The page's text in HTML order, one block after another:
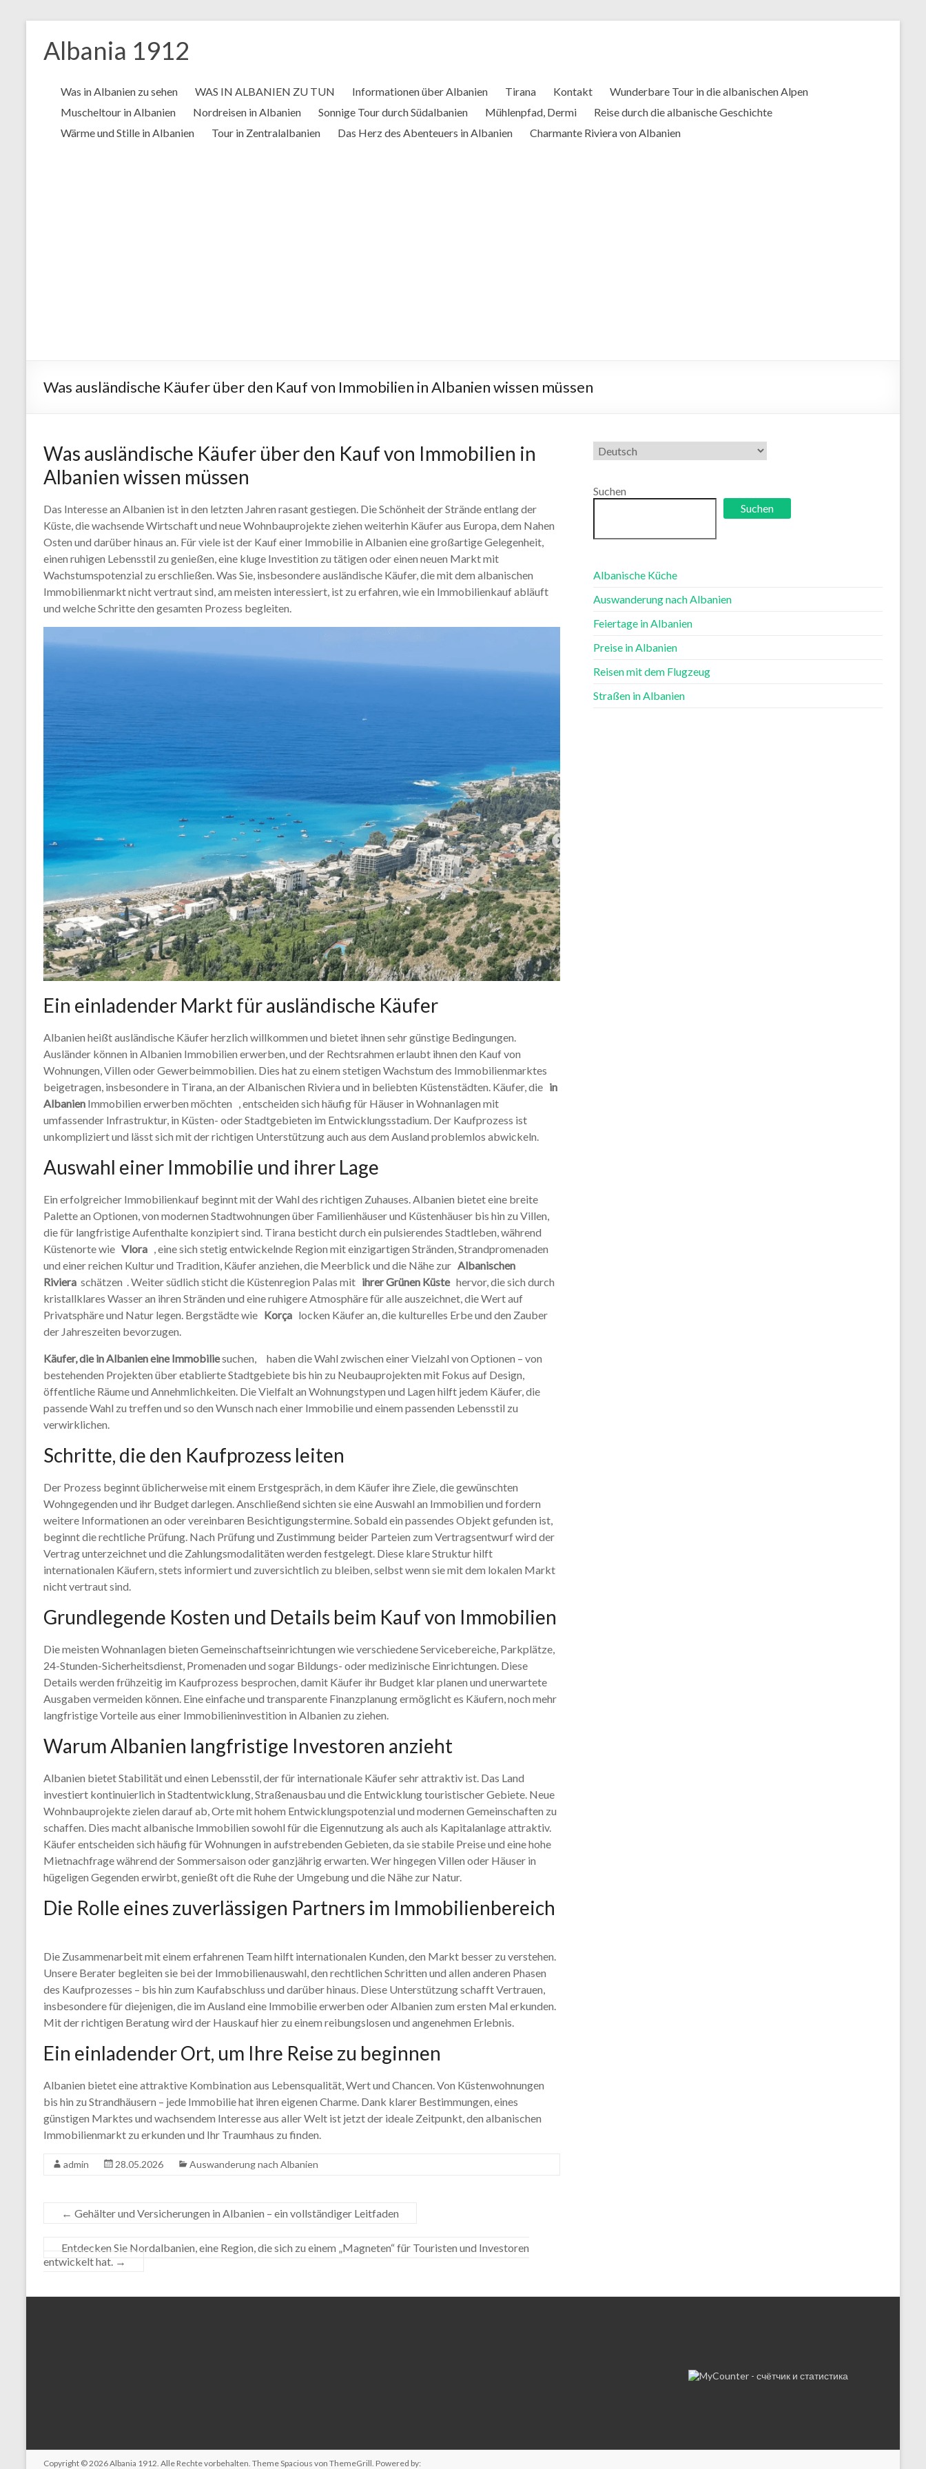
Inhalt
springen
Albania 1912
Was in Albanien zu sehen WAS IN ALBANIEN ZU TUN Informationen über Albanien Tirana Kontakt
Wunderbare Tour in die albanischen Alpen
Muscheltour in Albanien
Nordreisen in Albanien Sonnige Tour durch Südalbanien Mühlenpfad, Dermi
Reise durch die albanische Geschichte
Wärme und Stille in Albanien
Tour in Zentralalbanien Das Herz des Abenteuers in Albanien Charmante Riviera von Albanien
Was ausländische Käufer über den Kauf von Immobilien in Albanien wissen müssen
Was ausländische Käufer über den Kauf von Immobilien in
Albanien wissen müssen
Das Interesse an Albanien ist in den letzten Jahren rasant gestiegen. Die Schönheit der Strände entlang der
Küste, die wachsende Wirtschaft und neue Wohnbauprojekte ziehen weiterhin Käufer aus Europa, dem Nahen
Osten und darüber hinaus an. Für viele ist der Kauf einer Immobilie in Albanien eine großartige Gelegenheit,
einen ruhigen Lebensstil zu genießen, eine kluge Investition zu tätigen oder einen neuen Markt mit
Wachstumspotenzial zu erschließen. Was Sie, insbesondere ausländische Käufer, die mit dem albanischen
Immobilienmarkt nicht vertraut sind, am meisten interessiert, ist zu erfahren, wie ein Immobilienkauf abläuft
und welche Schritte den gesamten Prozess begleiten.
Ein einladender Markt für ausländische Käufer
Albanien heißt ausländische Käufer herzlich willkommen und bietet ihnen sehr günstige Bedingungen.
Ausländer können in Albanien Immobilien erwerben, und der Rechtsrahmen erlaubt ihnen den Kauf von
Wohnungen, Villen oder Gewerbeimmobilien. Dies hat zu einem stetigen Wachstum des Immobilienmarktes
beigetragen, insbesondere in Tirana, an der Albanischen Riviera und in beliebten Küstenstädten. Käufer, die in
Albanien Immobilien erwerben möchten , entscheiden sich häufig für Häuser in Wohnanlagen mit
umfassender Infrastruktur, in Küsten- oder Stadtgebieten im Entwicklungsstadium. Der Kaufprozess ist
unkompliziert und lässt sich mit der richtigen Unterstützung auch aus dem Ausland problemlos abwickeln.
Auswahl einer Immobilie und ihrer Lage
Ein erfolgreicher Immobilienkauf beginnt mit der Wahl des richtigen Zuhauses. Albanien bietet eine breite
Palette an Optionen, von modernen Stadtwohnungen über Familienhäuser und Küstenhäuser bis hin zu Villen,
die für langfristige Aufenthalte konzipiert sind. Tirana besticht durch ein pulsierendes Stadtleben, während
Küstenorte wie Vlora , eine sich stetig entwickelnde Region mit einzigartigen Stränden, Strandpromenaden
und einer reichen Kultur und Tradition, Käufer anziehen, die Meerblick und die Nähe zur Albanischen
Riviera schätzen . Weiter südlich sticht die Küstenregion Palas mit ihrer Grünen Küste hervor, die sich durch
kristallklares Wasser an ihren Stränden und eine ruhigere Atmosphäre für alle auszeichnet, die Wert auf
Privatsphäre und Natur legen. Bergstädte wie Korça locken Käufer an, die kulturelles Erbe und den Zauber
der Jahreszeiten bevorzugen.
Käufer, die in Albanien eine Immobiliesuchen, haben die Wahl zwischen einer Vielzahl von Optionen – von
bestehenden Projekten über etablierte Stadtgebiete bis hin zu Neubauprojekten mit Fokus auf Design,
öffentliche Räume und Annehmlichkeiten. Die Vielfalt an Wohnungstypen und Lagen hilft jedem Käufer, die
passende Wahl zu treffen und so den Wunsch nach einer Immobilie und einem passenden Lebensstil zu
verwirklichen.
Schritte, die den Kaufprozess leiten
Der Prozess beginnt üblicherweise mit einem Erstgespräch, in dem Käufer ihre Ziele, die gewünschten
Wohngegenden und ihr Budget darlegen. Anschließend sichten sie eine Auswahl an Immobilien und fordern
weitere Informationen an oder vereinbaren Besichtigungstermine. Sobald ein passendes Objekt gefunden ist,
beginnt die rechtliche Prüfung. Nach Prüfung und Zustimmung beider Parteien zum Vertragsentwurf wird der
Vertrag unterzeichnet und die Zahlungsmodalitäten werden festgelegt. Diese klare Struktur hilft
internationalen Käufern, stets informiert und zuversichtlich zu bleiben, selbst wenn sie mit dem lokalen Markt
nicht vertraut sind.
Grundlegende Kosten und Details beim Kauf von Immobilien
Die meisten Wohnanlagen bieten Gemeinschaftseinrichtungen wie verschiedene Servicebereiche, Parkplätze,
24-Stunden-Sicherheitsdienst, Promenaden und sogar Bildungs- oder medizinische Einrichtungen. Diese
Details werden frühzeitig im Kaufprozess besprochen, damit Käufer ihr Budget klar planen und unerwartete
Ausgaben vermeiden können. Eine einfache und transparente Finanzplanung ermöglicht es Käufern, noch mehr
langfristige Vorteile aus einer Immobilieninvestition in Albanien zu ziehen.
Warum Albanien langfristige Investoren anzieht
Albanien bietet Stabilität und einen Lebensstil, der für internationale Käufer sehr attraktiv ist. Das Land
investiert kontinuierlich in Stadtentwicklung, Straßenausbau und die Entwicklung touristischer Gebiete. Neue
Wohnbauprojekte zielen darauf ab, Orte mit hohem Entwicklungspotenzial und modernen Gemeinschaften zu
schaffen. Dies macht albanische Immobilien sowohl für die Eigennutzung als auch als Kapitalanlage attraktiv.
Käufer entscheiden sich häufig für Wohnungen in aufstrebenden Gebieten, da sie stabile Preise und eine hohe
Mietnachfrage während der Sommersaison oder ganzjährig erwarten. Wer hingegen Villen oder Häuser in
hügeligen Gegenden erwirbt, genießt oft die Ruhe der Umgebung und die Nähe zur Natur.
Die Rolle eines zuverlässigen Partners im Immobilienbereich
Die Zusammenarbeit mit einem erfahrenen Team hilft internationalen Kunden, den Markt besser zu verstehen.
Unsere Berater begleiten sie bei der Immobilienauswahl, den rechtlichen Schritten und allen anderen Phasen
des Kaufprozesses – bis hin zum Kaufabschluss und darüber hinaus. Diese Unterstützung schafft Vertrauen,
insbesondere für diejenigen, die im Ausland eine Immobilie erwerben oder Albanien zum ersten Mal erkunden.
Mit der richtigen Beratung wird der Hauskauf hier zu einem reibungslosen und angenehmen Erlebnis.
Ein einladender Ort, um Ihre Reise zu beginnen
Albanien bietet eine attraktive Kombination aus Lebensqualität, Wert und Chancen. Von Küstenwohnungen
bis hin zu Strandhäusern – jede Immobilie hat ihren eigenen Charme. Dank klarer Bestimmungen, eines
günstigen Marktes und wachsendem Interesse aus aller Welt ist jetzt der ideale Zeitpunkt, den albanischen
Immobilienmarkt zu erkunden und Ihr Traumhaus zu finden.
admin 28.05.2026 Auswanderung nach Albanien
← Gehälter und Versicherungen in Albanien – ein vollständiger Leitfaden
Entdecken Sie Nordalbanien, eine Region, die sich zu einem „Magneten“ für Touristen und Investoren
entwickelt hat. →
Sprache
auswählen
Suchen
Suchen
Albanische Küche
Auswanderung nach Albanien
Feiertage in Albanien
Preise in Albanien
Reisen mit dem Flugzeug
Straßen in Albanien
Copyright © 2026Albania 1912. Alle Rechte vorbehalten. ThemeSpacious von ThemeGrill. Powered by: